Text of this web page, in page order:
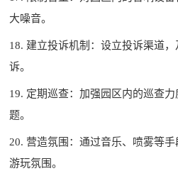
大噪音。
18. 建立投诉机制：设立投诉渠道
诉。
19. 定期巡查：加强园区内的巡查
题。
20. 营造氛围：通过音乐、喷雾等
游玩氛围。